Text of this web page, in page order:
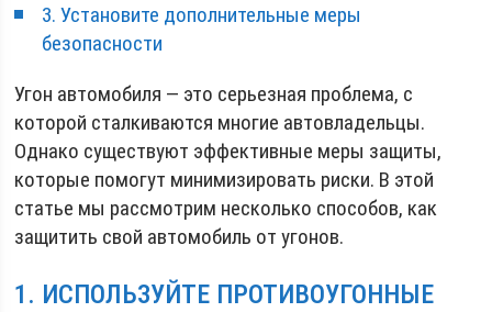
3. Установите дополнительные меры
безопасности
Угон автомобиля — это серьезная проблема, с
которой сталкиваются многие автовладельцы.
Однако существуют эффективные меры защиты,
которые помогут минимизировать риски. В этой
статье мы рассмотрим несколько способов, как
защитить свой автомобиль от угонов.
1. ИСПОЛЬЗУЙТЕ ПРОТИВОУГОННЫЕ